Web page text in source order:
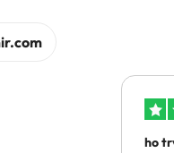
ho